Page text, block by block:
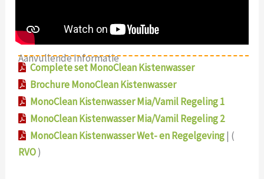
Aanvullende Informatie
Complete set MonoClean Kistenwasser
Brochure MonoClean Kistenwasser
MonoClean Kistenwasser Mia/Vamil Regeling 1
MonoClean Kistenwasser Mia/Vamil Regeling 2
MonoClean Kistenwasser Wet- en Regelgeving| (
RVO)